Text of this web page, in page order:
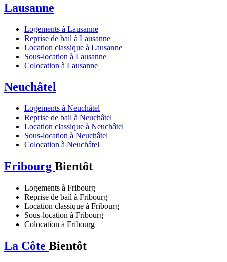
Lausanne
Logements à Lausanne
Reprise de bail à Lausanne
Location classique à Lausanne
Sous-location à Lausanne
Colocation à Lausanne
Neuchâtel
Logements à Neuchâtel
Reprise de bail à Neuchâtel
Location classique à Neuchâtel
Sous-location à Neuchâtel
Colocation à Neuchâtel
Fribourg Bientôt
Logements à Fribourg
Reprise de bail à Fribourg
Location classique à Fribourg
Sous-location à Fribourg
Colocation à Fribourg
La Côte Bientôt